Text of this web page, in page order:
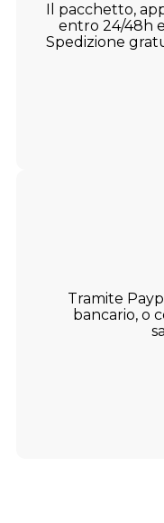
Il pacchetto,
entro 24/48h
Spedizione
Tramite
bancario, o